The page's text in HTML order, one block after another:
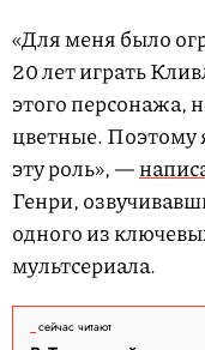
«Для меня было
20 лет играть
этого персонажа,
цветные. Поэтому
эту роль», —
Генри,
одного из
мультсериала.
сейчас читают